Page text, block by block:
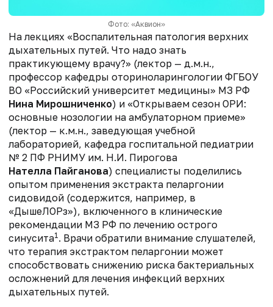
Фото: «Аквион»
На лекциях «Воспалительная патология верхних
дыхательных путей. Что надо знать
практикующему врачу?» (лектор — д.м.н.,
профессор кафедры оториноларингологии ФГБОУ
ВО «Российский университет медицины» МЗ РФ
Нина Мирошниченко) и «Открываем сезон ОРИ:
основные нозологии на амбулаторном приеме»
(лектор — к.м.н., заведующая учебной
лабораторией, кафедра госпитальной педиатрии
№ 2 ПФ РНИМУ им. Н.И. Пирогова
Нателла Пайганова) специалисты поделились
опытом применения экстракта пеларгонии
сидовидой (содержится, например, в
«ДышеЛОРз»), включенного в клинические
рекомендации МЗ РФ по лечению острого
синусита1. Врачи обратили внимание слушателей,
что терапия экстрактом пеларгонии может
способствовать снижению риска бактериальных
осложнений для лечения инфекций верхних
дыхательных путей.